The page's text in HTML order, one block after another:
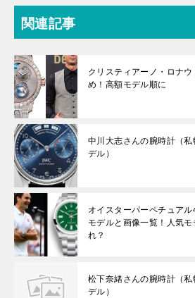
関連記事
クリスティアーノ・ロナ
め！高額モデル順に
中川大志さんの腕時計（
デル）
オイスターパーペチュア
モデルと画像一覧！人気
れ？
松下奈緒さんの腕時計（
デル）